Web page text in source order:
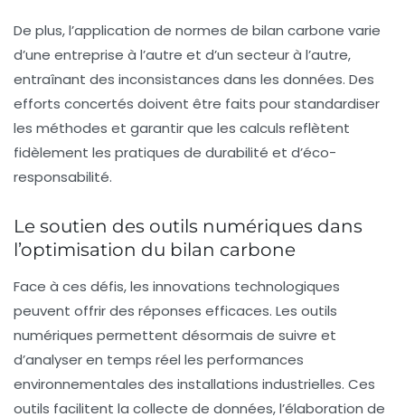
De plus, l’application de normes de bilan carbone varie
d’une entreprise à l’autre et d’un secteur à l’autre,
entraînant des inconsistances dans les données. Des
efforts concertés doivent être faits pour standardiser
les méthodes et garantir que les calculs reflètent
fidèlement les pratiques de durabilité et d’éco-
responsabilité.
Le soutien des outils numériques dans
l’optimisation du bilan carbone
Face à ces défis, les innovations technologiques
peuvent offrir des réponses efficaces. Les outils
numériques permettent désormais de suivre et
d’analyser en temps réel les performances
environnementales des installations industrielles. Ces
outils facilitent la collecte de données, l’élaboration de